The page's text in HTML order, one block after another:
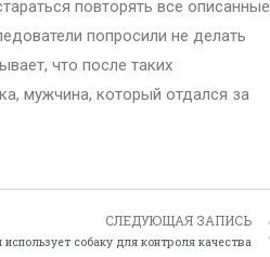
повторять все описанные
попросили не делать
что после таких
мужчина, который отдался за
СЛЕДУЮЩАЯ ЗАПИСЬ
использует собаку для контроля качества